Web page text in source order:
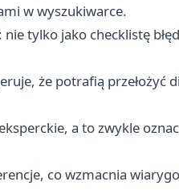
w wyszukiwarce.
tylko jako checklistę
że potrafią przełożyć
a to zwykle
co wzmacnia